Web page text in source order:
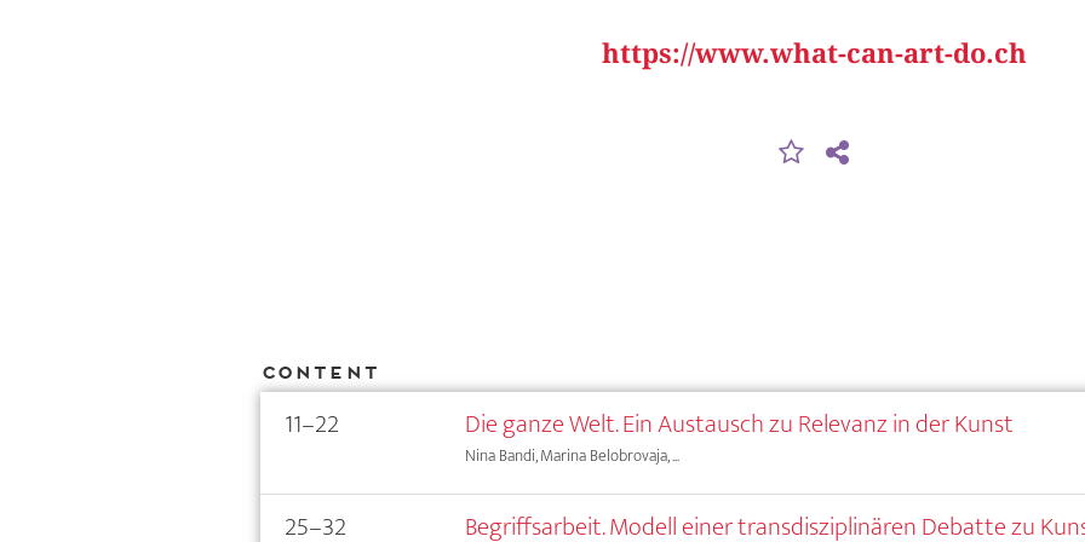
https://www.what-can-art-do.ch
Content
11–22 Die ganze Welt. Ein Austausch zu Relevanz in der Kunst
Nina Bandi, Marina Belobrovaja, ...
25–32 Begriffsarbeit. Modell einer transdisziplinären Debatte zu